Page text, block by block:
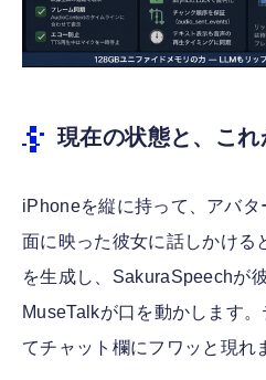
現在の状態と、これ
iPhoneを縦に持って、アバ
面に映った彼女に話しかける
を生成し、SakuraSpeechが
MuseTalkが口を動かします
てチャット欄にフワッと現れ